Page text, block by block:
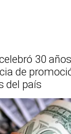
30
de
del país